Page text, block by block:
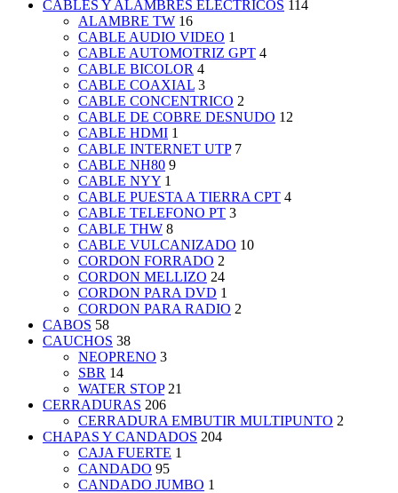
CABLES Y ALAMBRES ELECTRICOS 114
ALAMBRE TW 16
CABLE AUDIO VIDEO 1
CABLE AUTOMOTRIZ GPT 4
CABLE BICOLOR 4
CABLE COAXIAL 3
CABLE CONCENTRICO 2
CABLE DE COBRE DESNUDO 12
CABLE HDMI 1
CABLE INTERNET UTP 7
CABLE NH80 9
CABLE NYY 1
CABLE PUESTA A TIERRA CPT 4
CABLE TELEFONO PT 3
CABLE THW 8
CABLE VULCANIZADO 10
CORDON FORRADO 2
CORDON MELLIZO 24
CORDON PARA DVD 1
CORDON PARA RADIO 2
CABOS 58
CAUCHOS 38
NEOPRENO 3
SBR 14
WATER STOP 21
CERRADURAS 206
CERRADURA EMBUTIR MULTIPUNTO 2
CHAPAS Y CANDADOS 204
CAJA FUERTE 1
CANDADO 95
CANDADO JUMBO 1